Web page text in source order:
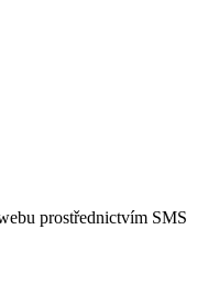
prostřednictvím SMS